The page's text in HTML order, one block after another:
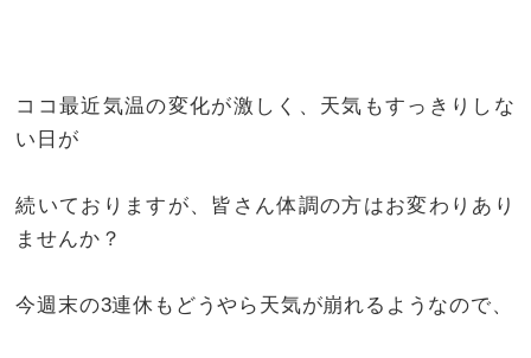
ココ最近気温の変化が激しく、天気もすっきりしな
い日が
続いておりますが、皆さん体調の方はお変わりあり
ませんか？
今週末の3連休もどうやら天気が崩れるようなので、